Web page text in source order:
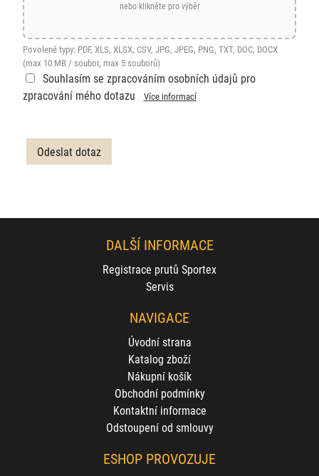
nebo klikněte pro výběr
Povolené typy: PDF, XLS, XLSX, CSV, JPG, JPEG, PNG, TXT, DOC, DOCX
(max 10 MB / soubor, max 5 souborů)
Souhlasím se zpracováním osobních údajů pro
zpracování mého dotazu
Více informací
DALŠÍ INFORMACE
Registrace prutů Sportex
Servis
NAVIGACE
Úvodní strana
Katalog zboží
Nákupní košík
Obchodní podmínky
Kontaktní informace
Odstoupení od smlouvy
ESHOP PROVOZUJE